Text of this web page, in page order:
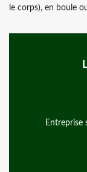
le corps), en boule
réactive, je